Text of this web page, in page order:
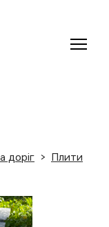
доріг Плити